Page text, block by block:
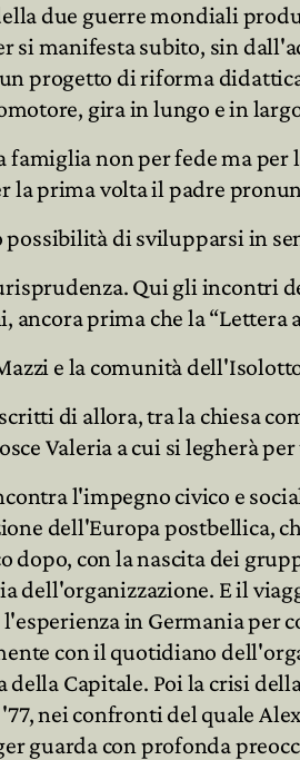
due guerre mondiali
si manifesta subito, sin
progetto di riforma
gira in lungo e in
non per fede ma
la prima volta il padre
di svilupparsi in
Qui gli incontri
prima che la
e la comunità
di allora, tra la chiesa
Valeria a cui si legherà
l'impegno civico e
dell'Europa postbellica,
dopo, con la nascita dei
E il
in Germania
con il quotidiano
Capitale. Poi la crisi
nei confronti del quale
guarda con profonda